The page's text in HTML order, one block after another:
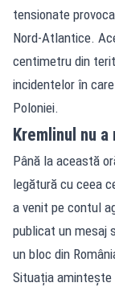
tensionate
Nord-Atlantice.
centimetru din
incidentelor în
Poloniei.
Kremlinul nu
Până la această
legătură cu ceea
a venit pe contul
publicat un mesaj
un bloc din
Situația amintește